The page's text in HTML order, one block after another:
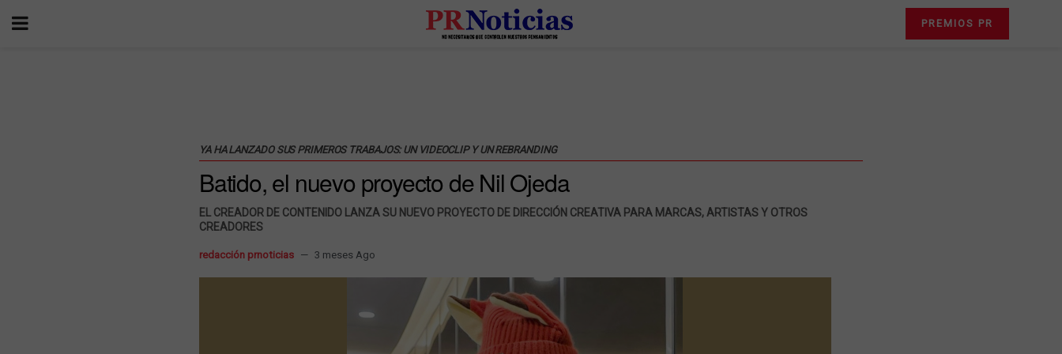
PREMIOS PR
YA HA LANZADO SUS PRIMEROS TRABAJOS: UN VIDEOCLIP Y UN REBRANDING
Batido, el nuevo proyecto de Nil Ojeda
EL CREADOR DE CONTENIDO LANZA SU NUEVO PROYECTO DE DIRECCIÓN CREATIVA PARA MARCAS, ARTISTAS Y OTROS
CREADORES
redacción prnoticias 3 meses Ago